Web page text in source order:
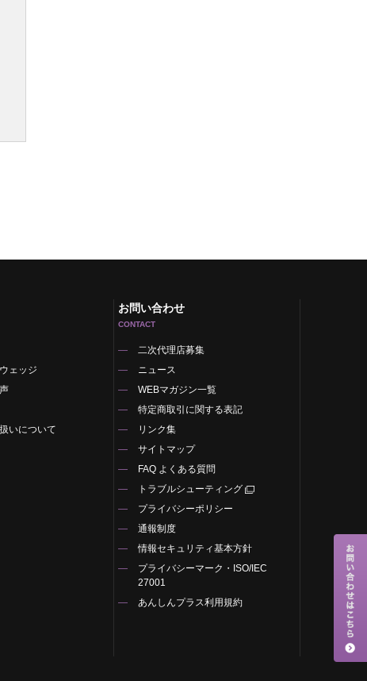
ェッジ
いについて
お問い合わせ
CONTACT
二次代理店募集
ニュース
WEBマガジン一覧
特定商取引に関する表記
リンク集
サイトマップ
FAQ よくある質問
トラブルシューティング
プライバシーポリシー
通報制度
情報セキュリティ基本方針
プライバシーマーク・ISO/IEC
27001
あんしんプラス利用規約